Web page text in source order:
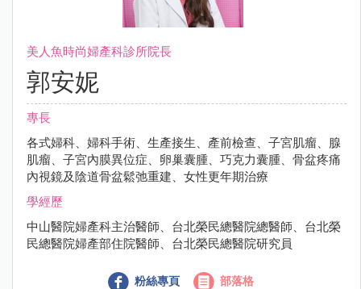
美人魚時尚婦產科診所院長
郭安妮
專長
各式婦科、婦科手術、生產接生、產前檢查、子宮肌瘤、腺
肌瘤、子宮內膜異位症、卵巢囊腫、巧克力囊腫、骨盆疼痛
內視鏡及陰道骨盆鬆弛重建、女性更年期治療
學經歷
中山醫院婦產科主治醫師、台北榮民總醫院總醫師、台北榮
民總醫院婦產部住院醫師、台北榮民總醫院研究員
粉絲專頁 部落格